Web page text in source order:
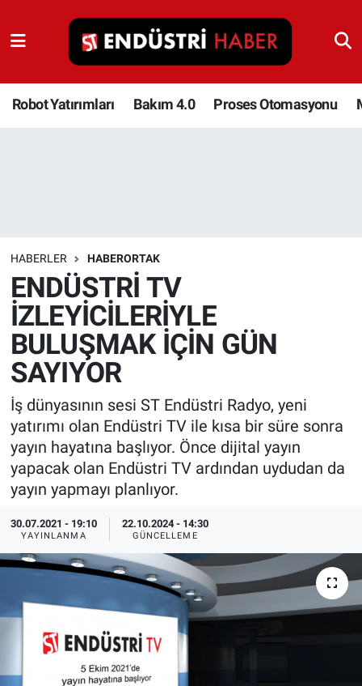
Robot Yatırımları Bakım 4.0 Proses Otomasyonu
HABERLER HABERORTAK
ENDÜSTRİ TV
İZLEYİCİLERİYLE
BULUŞMAK İÇİN GÜN
SAYIYOR
İş dünyasının sesi ST Endüstri Radyo, yeni
yatırımı olan Endüstri TV ile kısa bir süre sonra
yayın hayatına başlıyor. Önce dijital yayın
yapacak olan Endüstri TV ardından uydudan da
yayın yapmayı planlıyor.
30.07.2021 - 19:10
YAYINLANMA
22.10.2024 - 14:30
GÜNCELLEME
Robot Yatırımları
Bakım 4.0
Depolama Çözümleri
İnşaat ve Malzeme
HaberOrtak
Enerjisini Üreten Fabrikalar
Endüstri 4.0 Uygulamaları
Ağır Sanayi Çözümleri